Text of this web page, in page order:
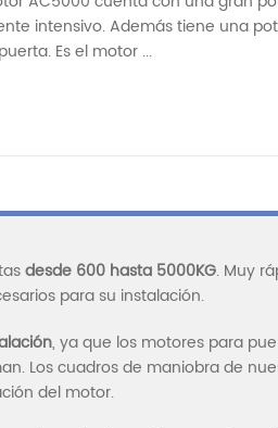
intensivo. Además tiene una
Es el motor ...
desde 600 hasta 5000KG. Muy
para su instalación.
, ya que los motores para
Los cuadros de maniobra de
del motor.